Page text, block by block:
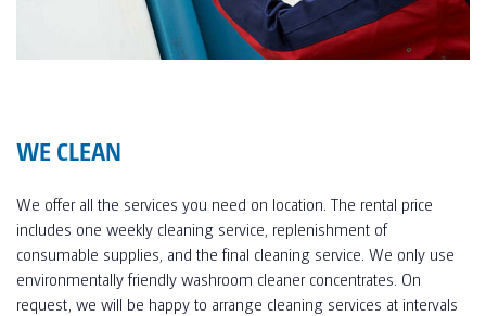
WE CLEAN
We offer all the services you need on location. The rental price
includes one weekly cleaning service, replenishment of
consumable supplies, and the final cleaning service. We only use
environmentally friendly washroom cleaner concentrates. On
request, we will be happy to arrange cleaning services at intervals